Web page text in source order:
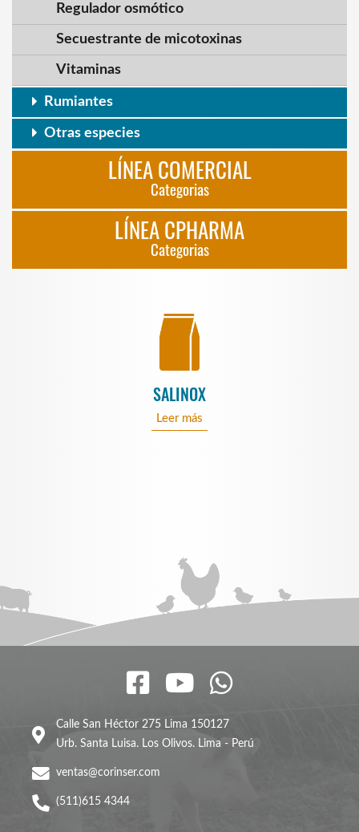
Regulador osmótico
Secuestrante de micotoxinas
Vitaminas
Rumiantes
Otras especies
LÍNEA COMERCIAL
Categorias
LÍNEA CPHARMA
Categorias
SALINOX
Leer más
Calle San Héctor 275 Lima 150127
Urb. Santa Luisa. Los Olivos. Lima - Perú
ventas@corinser.com
(511)615 4344